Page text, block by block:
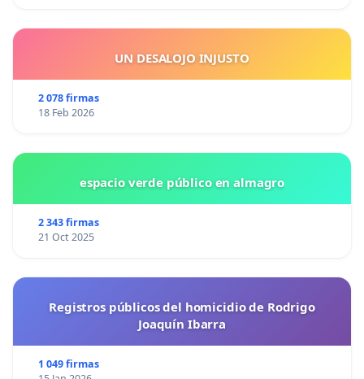
UN DESALOJO INJUSTO
2 078 firmas
18 Feb 2026
espacio verde público en almagro
2 343 firmas
21 Oct 2025
Registros públicos del homicidio de Rodrigo
Joaquín Ibarra
1 049 firmas